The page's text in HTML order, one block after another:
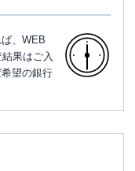
、WEB
果はご入
望の銀行